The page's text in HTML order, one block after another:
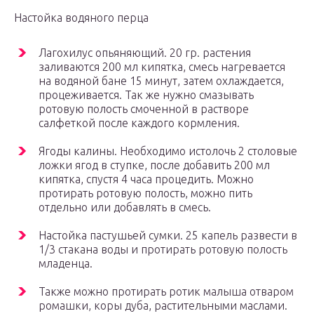
Настойка водяного перца
Лагохилус опьяняющий. 20 гр. растения
заливаются 200 мл кипятка, смесь нагревается
на водяной бане 15 минут, затем охлаждается,
процеживается. Так же нужно смазывать
ротовую полость смоченной в растворе
салфеткой после каждого кормления.
Ягоды калины. Необходимо истолочь 2 столовые
ложки ягод в ступке, после добавить 200 мл
кипятка, спустя 4 часа процедить. Можно
протирать ротовую полость, можно пить
отдельно или добавлять в смесь.
Настойка пастушьей сумки. 25 капель развести в
1/3 стакана воды и протирать ротовую полость
младенца.
Также можно протирать ротик малыша отваром
ромашки, коры дуба, растительными маслами.